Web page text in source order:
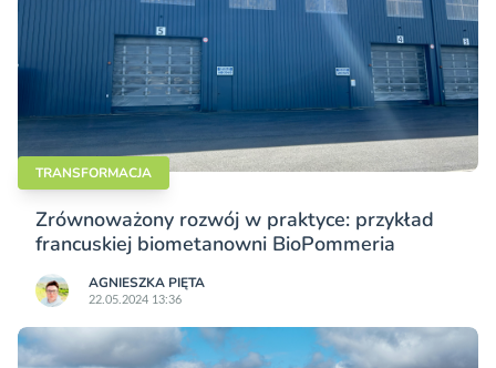
TRANSFORMACJA
Zrównoważony rozwój w praktyce: przykład
francuskiej biometanowni BioPommeria
AGNIESZKA PIĘTA
22.05.2024 13:36